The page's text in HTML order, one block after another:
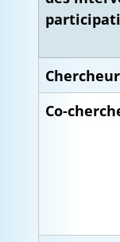
Co-